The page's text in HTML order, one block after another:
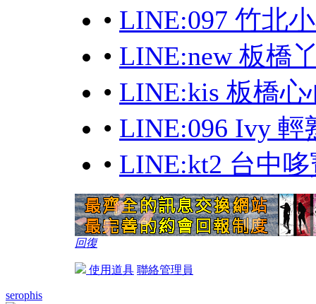
• LINE:097 竹北
• LINE:new 板橋
• LINE:kis 板橋
• LINE:096 Ivy 輕
• LINE:kt2 台中
回復
使用道具 聯絡管理員
serophis